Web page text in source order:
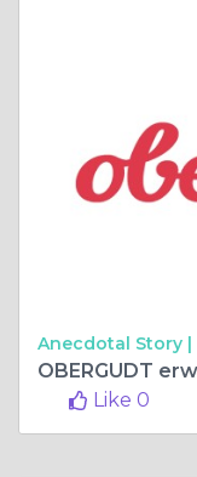
Anecdotal Story |
Like 0